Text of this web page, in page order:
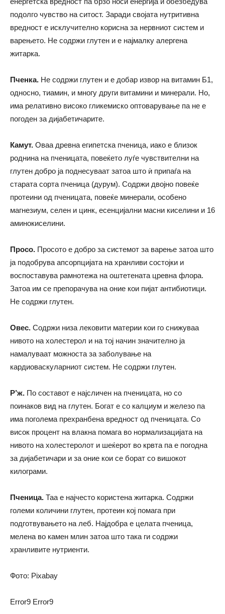
подолго чувство на ситост. Заради својата нутритивна
вредност е исклучително корисна за нервниот систем и
варењето. Не содржи глутен и е најмалку алергена
житарка.
Пченка. Не содржи глутен и е добар извор на витамин Б1,
односно, тиамин, и многу други витамини и минерали. Но,
има релативно високо гликемиско оптоварување па не е
погоден за дијабетичарите.
Камут. Оваа древна египетска пченица, иако е близок
роднина на пченицата, повеќето луѓе чувствителни на
глутен добро ја поднесуваат затоа што ѝ припаѓа на
старата сорта пченица (дурум). Содржи двојно повеќе
протеини од пченицата, повеќе минерали, особено
магнезиум, селен и цинк, есенцијални масни киселини и 16
аминокиселини.
Просо. Просото е добро за системот за варење затоа што
ја подобрува апсорпцијата на хранливи состојки и
воспоставува рамнотежа на оштетената цревна флора.
Затоа им се препорачува на оние кои пијат антибиотици.
Не содржи глутен.
Овес. Содржи низа лековити материи кои го снижуваа
нивото на холестерол и на тој начин значително ја
намалуваат можноста за заболување на
кардиоваскуларниот систем. Не содржи глутен.
Р’ж. По составот е најсличен на пченицата, но со
поинаков вид на глутен. Богат е со калциум и железо па
има поголема прехранбена вредност од пченицата. Со
висок процент на влакна помага во нормализацијата на
нивото на холестеролот и шеќерот во крвта па е погодна
за дијабетичари и за оние кои се борат со вишокот
килограми.
Пченица. Таа е најчесто користена житарка. Содржи
големи количини глутен, протеин кој помага при
подготвувањето на леб. Најдобра е целата пченица,
мелена во камен млин затоа што така ги содржи
хранливите нутриенти.
Фото: Pixabay
Error9 Error9